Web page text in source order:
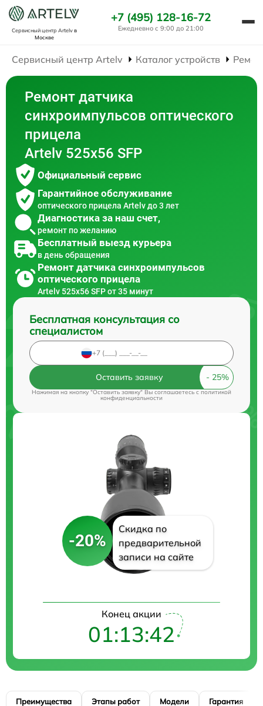
Сервисный центр Artelvв
Москве
+7 (495) 128-16-72
Ежедневно с 9:00 до 21:00
Сервисный центр Artelv Каталог устройств
Ремонт датчика
синхроимпульсов оптического
прицела
Artelv 525x56 SFP
Официальный сервис
Гарантийное обслуживание
оптического прицела Artelv до 3 лет
Диагностика за наш счет,
ремонт по желанию
Бесплатный выезд курьера
в день обращения
Ремонт датчика синхроимпульсов
оптического прицела
Artelv 525x56 SFP от 35 минут
Бесплатная консультация со
специалистом
Оставить заявку
Нажимая на кнопку "Оставить заявку" Вы соглашаетесь cполитикой
конфиденциальности
-20%
Скидка по
предварительной
записи на сайте
Конец акции
01:13:41
Преимущества Этапы работ Модели Гарантия